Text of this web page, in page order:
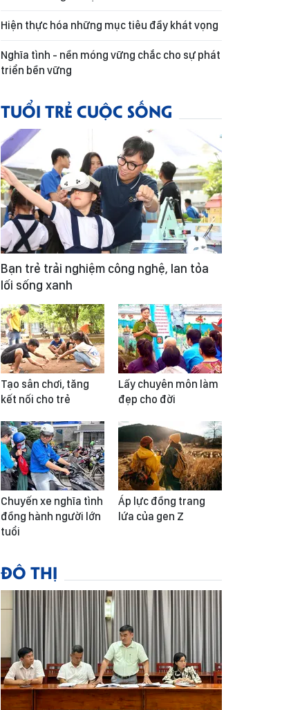
Hiện thực hóa những mục tiêu đầy khát vọng
Nghĩa tình - nền móng vững chắc cho sự phát
triển bền vững
TUỔI TRẺ CUỘC SỐNG
Bạn trẻ trải nghiệm công nghệ, lan tỏa
lối sống xanh
Tạo sân chơi, tăng
kết nối cho trẻ
Lấy chuyên môn làm
đẹp cho đời
Chuyến xe nghĩa tình
đồng hành người lớn
tuổi
Áp lực đồng trang
lứa của gen Z
ĐÔ THỊ